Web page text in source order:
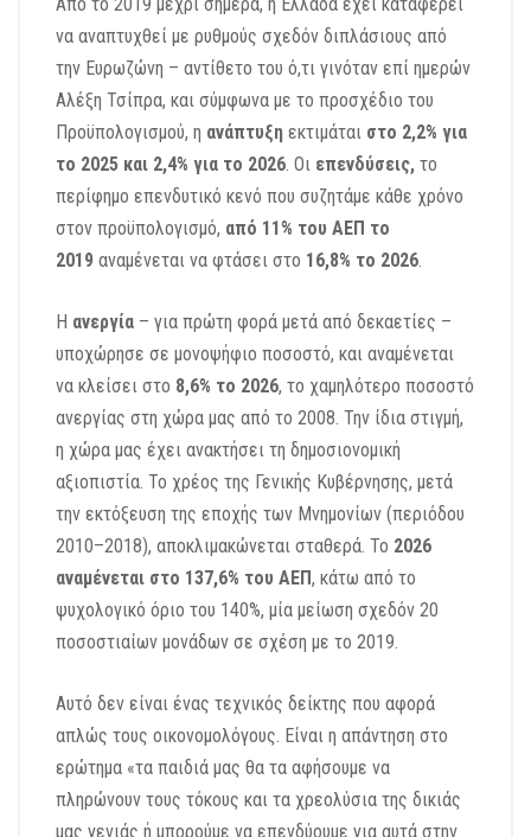
να αναπτυχθεί με ρυθμούς σχεδόν διπλάσιους από
την Ευρωζώνη – αντίθετο του ό,τι γινόταν επί ημερών
Αλέξη Τσίπρα, και σύμφωνα με το προσχέδιο του
Προϋπολογισμού, η ανάπτυξη εκτιμάται στο 2,2% για
το 2025 και 2,4% για το 2026. Οι επενδύσεις, το
περίφημο επενδυτικό κενό που συζητάμε κάθε χρόνο
στον προϋπολογισμό, από 11% του ΑΕΠ το
2019 αναμένεται να φτάσει στο 16,8% το 2026.
Η ανεργία – για πρώτη φορά μετά από δεκαετίες –
υποχώρησε σε μονοψήφιο ποσοστό, και αναμένεται
να κλείσει στο 8,6% το 2026, το χαμηλότερο ποσοστό
ανεργίας στη χώρα μας από το 2008. Την ίδια στιγμή,
η χώρα μας έχει ανακτήσει τη δημοσιονομική
αξιοπιστία. Το χρέος της Γενικής Κυβέρνησης, μετά
την εκτόξευση της εποχής των Μνημονίων (περιόδου
2010–2018), αποκλιμακώνεται σταθερά. Το 2026
αναμένεται στο 137,6% του ΑΕΠ, κάτω από το
ψυχολογικό όριο του 140%, μία μείωση σχεδόν 20
ποσοστιαίων μονάδων σε σχέση με το 2019.
Αυτό δεν είναι ένας τεχνικός δείκτης που αφορά
απλώς τους οικονομολόγους. Είναι η απάντηση στο
ερώτημα «τα παιδιά μας θα τα αφήσουμε να
πληρώνουν τους τόκους και τα χρεολύσια της δικιάς
μας γενιάς ή μπορούμε να επενδύουμε για αυτά στην